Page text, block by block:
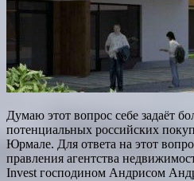
Думаю этот вопрос себе задаёт
потенциальных российских
Юрмале. Для ответа на этот
правления агентства
Invest господином Андрисом